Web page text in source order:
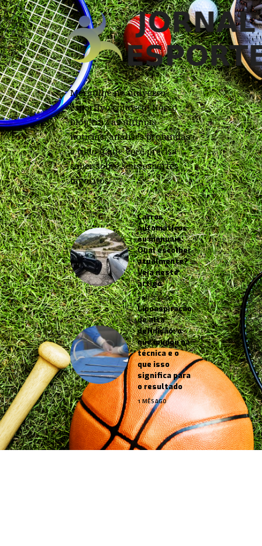
Mergulhe no universo
esportivo conosco! Nosso
blog traz as últimas
notícias, análises profundas
e tudo o que você precisa
saber sobre seus esportes
favoritos.
Carros
automáticos
ou manuais:
Qual escolher
atualmente?
Veja neste
artigo
3 MESES AGO
Lipoaspiração
de alta
definição: o
que mudou na
técnica e o
que isso
significa para
o resultado
1 MÊS AGO